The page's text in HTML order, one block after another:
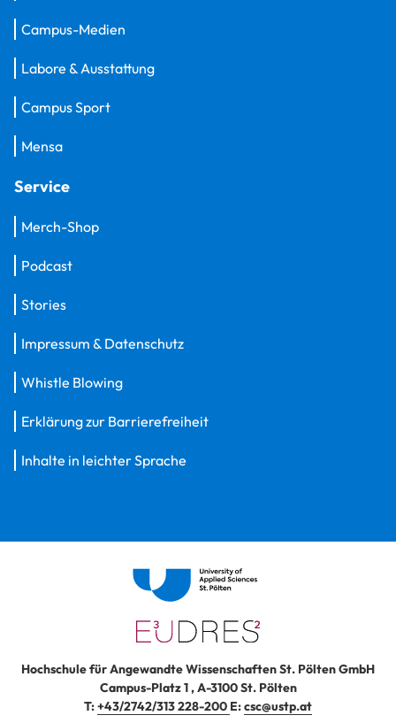
Campus-Medien
Labore & Ausstattung
Campus Sport
Mensa
Service
Merch-Shop
Podcast
Stories
Impressum & Datenschutz
Whistle Blowing
Erklärung zur Barrierefreiheit
Inhalte in leichter Sprache
Hochschule für Angewandte Wissenschaften St. Pölten GmbH
Campus-Platz 1,A-3100St. Pölten
T:+43/2742/313 228-200 E:csc@ustp.at